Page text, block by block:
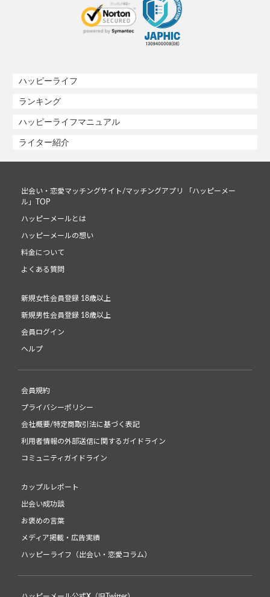
ハッピーライフ
ランキング
ハッピーライフマニュアル
ライター紹介
出会い・恋愛マッチングサイト/マッチングアプリ 「ハッピーメー
ル」TOP
ハッピーメールとは
ハッピーメールの想い
料金について
よくある質問
新規女性会員登録 18歳以上
新規男性会員登録 18歳以上
会員ログイン
ヘルプ
会員規約
プライバシーポリシー
会社概要/特定商取引法に基づく表記
利用者情報の外部送信に関するガイドライン
コミュニティガイドライン
カップルレポート
出会い成功談
お褒めの言葉
メディア掲載・広告実績
ハッピーライフ（出会い・恋愛コラム）